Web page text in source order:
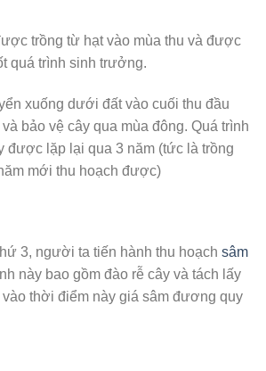
trồng từ hạt vào mùa thu và được
quá trình sinh trưởng.
xuống dưới đất vào cuối thu đầu
bảo vệ cây qua mùa đông. Quá trình
được lặp lại qua 3 năm (tức là trồng
mới thu hoạch được)
3, người ta tiến hành thu hoạch sâm
này bao gồm đào rễ cây và tách lấy
thời điểm này giá sâm đương quy